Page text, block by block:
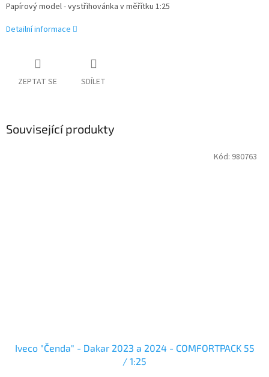
Papírový model - vystřihovánka v měřítku 1:25
Detailní informace
ZEPTAT SE SDÍLET
Související produkty
Iveco "Čenda" - Dakar 2023 a 2024 - COMFORTPACK 55
/ 1:25
Kód: 980763